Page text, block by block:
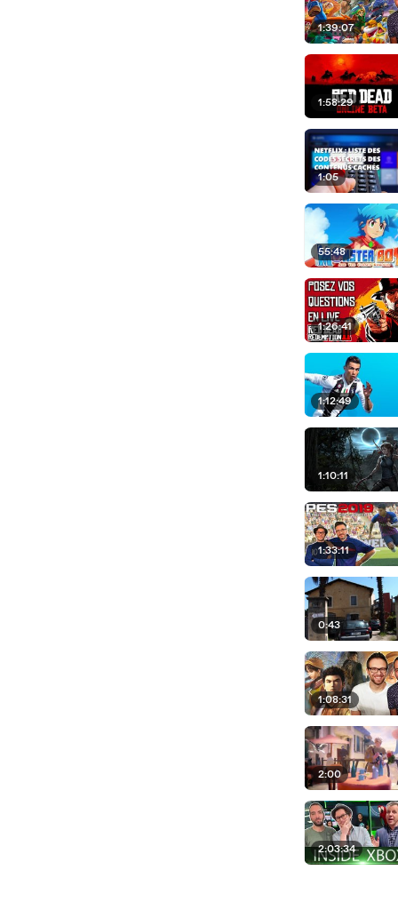
1:39:07
1:58:29
1:05
55:48
1:26:41
1:12:49
1:10:11
1:33:11
0:43
1:08:31
2:00
2:03:34